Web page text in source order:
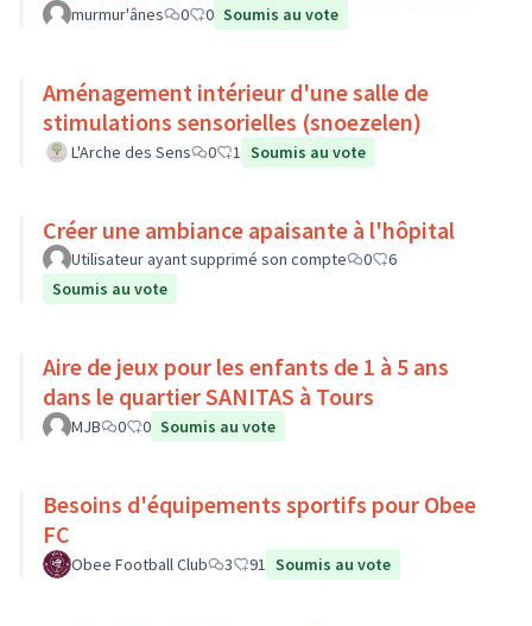
murmur'ânes 0 0 Soumis au vote
Aménagement intérieur d'une salle de
stimulations sensorielles (snoezelen)
L'Arche des Sens 0 1 Soumis au vote
Créer une ambiance apaisante à l'hôpital
Utilisateur ayant supprimé son compte 0
6
Soumis au vote
Aire de jeux pour les enfants de 1 à 5 ans
dans le quartier SANITAS à Tours
MJB 0 0 Soumis au vote
Besoins d'équipements sportifs pour Obee
FC
Obee Football Club 3 91 Soumis au vote